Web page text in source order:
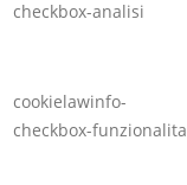
checkbox-analisi
cookielawinfo-
checkbox-funzionalita